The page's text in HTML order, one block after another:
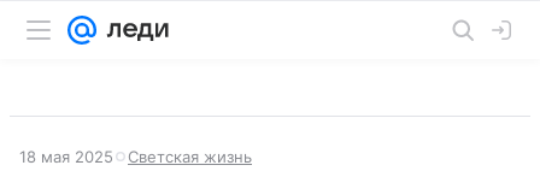
18 мая 2025 Светская жизнь